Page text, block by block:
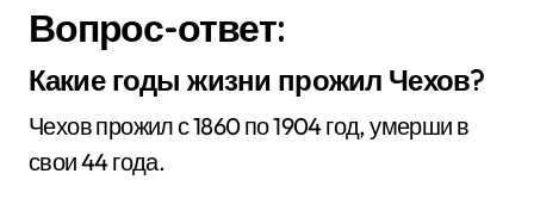
Вопрос-ответ:
Какие годы жизни прожил Чехов?
Чехов прожил с 1860 по 1904 год, умерши в
свои 44 года.